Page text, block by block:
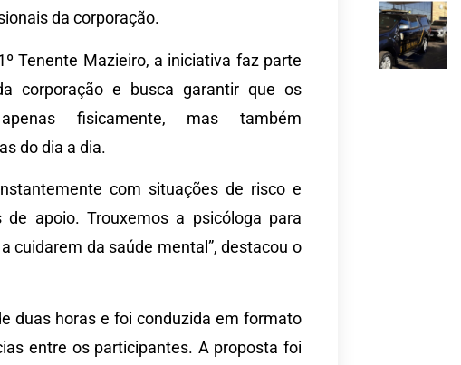
da corporação.
Tenente Mazieiro, a iniciativa faz parte
corporação e busca garantir que os
fisicamente, mas também
do dia a dia.
com situações de risco e
apoio. Trouxemos a psicóloga para
cuidarem da saúde mental”, destacou o
duas horas e foi conduzida em formato
entre os participantes. A proposta foi